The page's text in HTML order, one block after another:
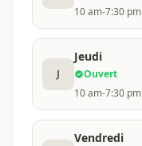
10 am-7:30 pm
J
Jeudi
Ouvert
10 am-7:30 pm
Vendredi